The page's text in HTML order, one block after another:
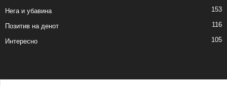
Нега и убавина 153
Позитив на денот 116
Интересно 105